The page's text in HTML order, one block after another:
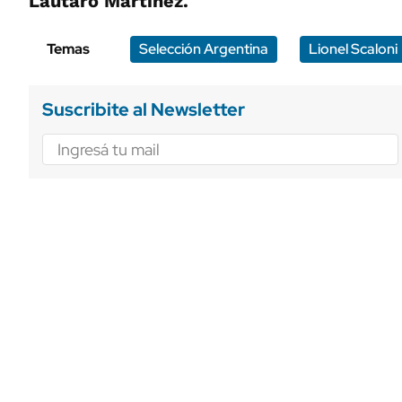
Temas Selección Argentina Lionel Scaloni
Suscribite al Newsletter